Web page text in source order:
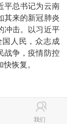
平总书记为云南
其来的新冠肺炎
冲击。以习近平
人民，众志成
战争，疫情防控
恢复。
特色社会主义
精神和党中央
我们